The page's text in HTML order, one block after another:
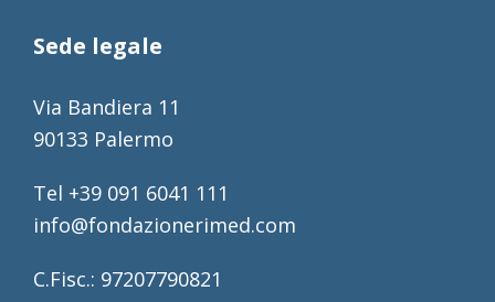
Sede legale
Via Bandiera 11
90133 Palermo
Tel +39 091 6041 111
info@fondazionerimed.com
C.Fisc.: 97207790821